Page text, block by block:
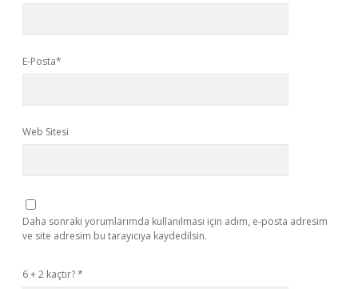
E-Posta*
Web Sitesi
Daha sonraki yorumlarımda kullanılması için adım, e-posta adresim
ve site adresim bu tarayıcıya kaydedilsin.
6 + 2 kaçtır?*